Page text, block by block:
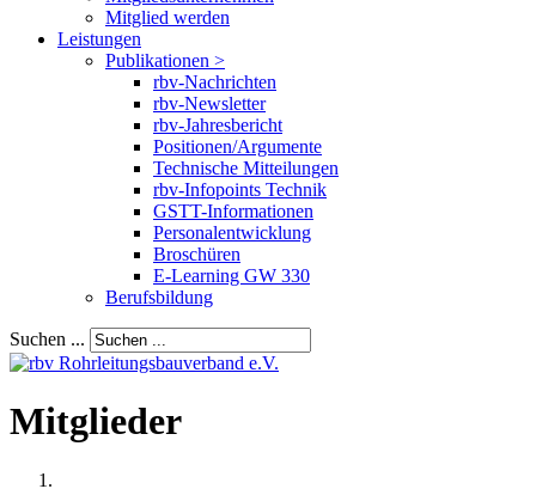
Mitglied werden
Leistungen
Publikationen >
rbv-Nachrichten
rbv-Newsletter
rbv-Jahresbericht
Positionen/Argumente
Technische Mitteilungen
rbv-Infopoints Technik
GSTT-Informationen
Personalentwicklung
Broschüren
E-Learning GW 330
Berufsbildung
Suchen ...
Mitglieder